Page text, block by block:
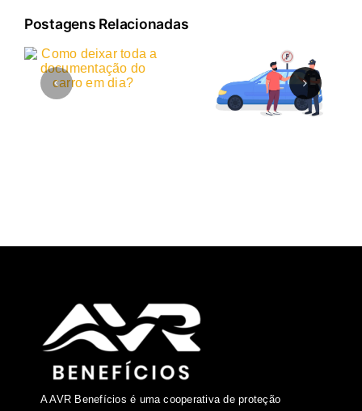
Postagens Relacionadas
A AVR Benefícios é uma cooperativa de proteção